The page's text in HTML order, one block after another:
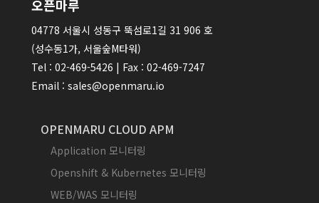
오픈마루
04778 서울시 성동구 뚝섬로1길 31 906 호
(성수동1가, 서울숲M타워)
Tel : 02-469-5426 | Fax : 02-469-7247
Email : sales@openmaru.io
OPENMARU CLOUD APM
Application 모니터링
Openshift & Kubernetes 모니터링
WEB/WAS 모니터링